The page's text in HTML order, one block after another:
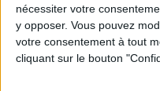
nécessiter votre
y opposer. Vous pouvez
votre consentement à tout
cliquant sur le bouton